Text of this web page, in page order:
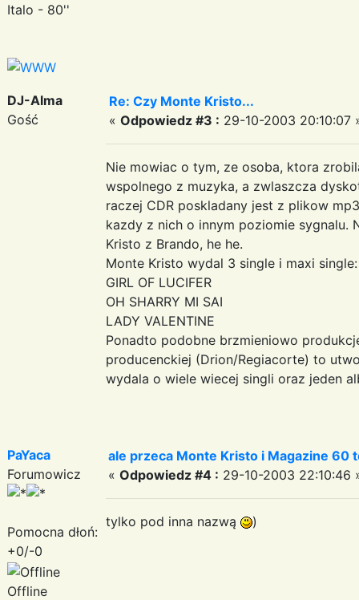
Italo - 80''
DJ-Alma
Gość
Re: Czy Monte Kristo...
« Odpowiedz #3 : 29-10-2003 20:10:07
Nie mowiac o tym, ze osoba, ktora
wspolnego z muzyka, a zwlaszcza
raczej CDR poskladany jest z plikow
kazdy z nich o innym poziomie sygnalu.
Kristo z Brando, he he.
Monte Kristo wydal 3 single i maxi single:
GIRL OF LUCIFER
OH SHARRY MI SAI
LADY VALENTINE
Ponadto podobne brzmieniowo
producenckiej (Drion/Regiacorte) to
wydala o wiele wiecej singli oraz jeden
PaYaca
Forumowicz
Pomocna dłoń:
+0/-0
Offline
ale przeca Monte Kristo i Magazine 60
« Odpowiedz #4 : 29-10-2003 22:10:46
tylko pod inna nazwą )